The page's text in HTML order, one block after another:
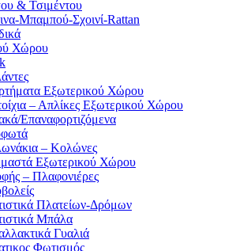
& Τσιμέντου
Μπαμπού-Σχοινί-Rattan
Χώρου
Εξωτερικού Χώρου
– Απλίκες Εξωτερικού Χώρου
Επαναφορτιζόμενα
– Κολώνες
Εξωτερικού Χώρου
– Πλαφονιέρες
Πλατείων-Δρόμων
Μπάλα
Γυαλιά
Φωτισμός